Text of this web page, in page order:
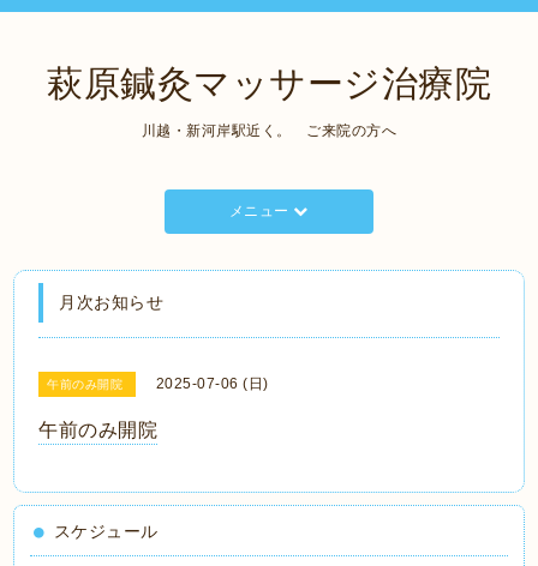
萩原鍼灸マッサージ治療院
川越・新河岸駅近く。 ご来院の方へ
メニュー
月次お知らせ
午前のみ開院 2025-07-06 (日)
午前のみ開院
スケジュール